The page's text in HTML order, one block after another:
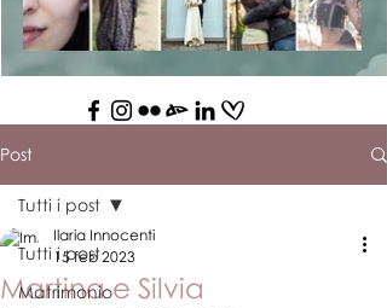
Post
Tutti i post
Matrimonio
Tutti i post
Martina e Silvia
Ilaria Innocenti
15 feb 2023